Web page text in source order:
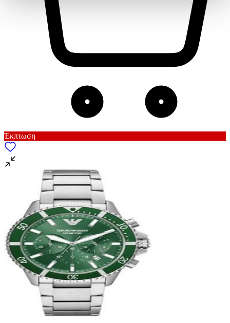
ανακαλέσετε τη συγκατάθεσή σας ανά πάσα στιγμή από τη
Δήλωση Cookies.
Χρησιμοποιούμε cookies ώστε η τοποθεσία μας να λειτουργεί
σωστά, να εξατομικεύουμε περιεχόμενο και διαφημίσεις, να
παρέχουμε λειτουργίες μέσων κοινωνικής δικτύωσης και να
αναλύουμε την κυκλοφορία μας. Εμείς και οι 1022 συνεργάτες
διεύθυνση IP σας, χρησιμοποιώντας τεχνολογία όπως cookies
για να αποθηκεύουμε και να έχουμε πρόσβαση σε πληροφορίες
στη συσκευή σας, με σκοπό την προβολή εξατομικευμένων
διαφημίσεων και περιεχομένου, τις μετρήσεις σχετικά με
διαφημίσεις και περιεχόμενο, την καλύτερη εικόνα του κοινού
μας και την ανάπτυξη προϊόντων. Επίσης, κοινοποιούμε
πληροφορίες σχετικά με την από μέρους σας χρήση της
τοποθεσίας μας στους συνεργάτες μέσων κοινωνικής
δικτύωσης, διαφημίσεων και ανάλυσης.
Έκπτωση